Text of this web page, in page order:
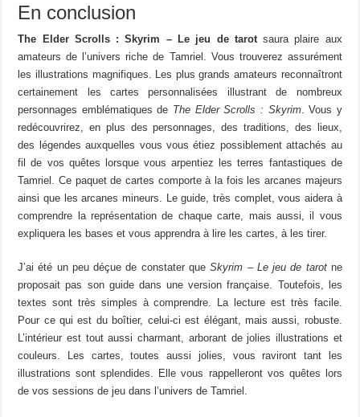
En conclusion
The Elder Scrolls : Skyrim – Le jeu de tarotsaura plaire aux
amateurs de l’univers riche de Tamriel. Vous trouverez assurément
les illustrations magnifiques. Les plus grands amateurs reconnaîtront
certainement les cartes personnalisées illustrant de nombreux
personnages emblématiques de The Elder Scrolls : Skyrim. Vous y
redécouvrirez, en plus des personnages, des traditions, des lieux,
des légendes auxquelles vous vous étiez possiblement attachés au
fil de vos quêtes lorsque vous arpentiez les terres fantastiques de
Tamriel. Ce paquet de cartes comporte à la fois les arcanes majeurs
ainsi que les arcanes mineurs. Le guide, très complet, vous aidera à
comprendre la représentation de chaque carte, mais aussi, il vous
expliquera les bases et vous apprendra à lire les cartes, à les tirer.
J’ai été un peu déçue de constater queSkyrim – Le jeu de tarotne
proposait pas son guide dans une version française. Toutefois, les
textes sont très simples à comprendre. La lecture est très facile.
Pour ce qui est du boîtier, celui-ci est élégant, mais aussi, robuste.
L’intérieur est tout aussi charmant, arborant de jolies illustrations et
couleurs. Les cartes, toutes aussi jolies, vous raviront tant les
illustrations sont splendides. Elle vous rappelleront vos quêtes lors
de vos sessions de jeu dans l’univers de Tamriel.